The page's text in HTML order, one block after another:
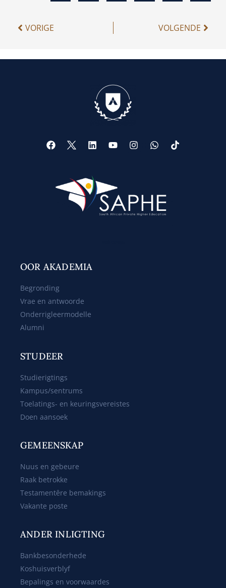
VORIGE VOLGENDE
OOR AKADEMIA
Begronding
Vrae en antwoorde
Onderrigleermodelle
Alumni
STUDEER
Studierigtings
Kampus/sentrums
Toelatings- en keuringsvereistes
Doen aansoek
GEMEENSKAP
Nuus en gebeure
Raak betrokke
Testamentêre bemakings
Vakante poste
ANDER INLIGTING
Bankbesonderhede
Koshuisverblyf
Bepalings en voorwaardes